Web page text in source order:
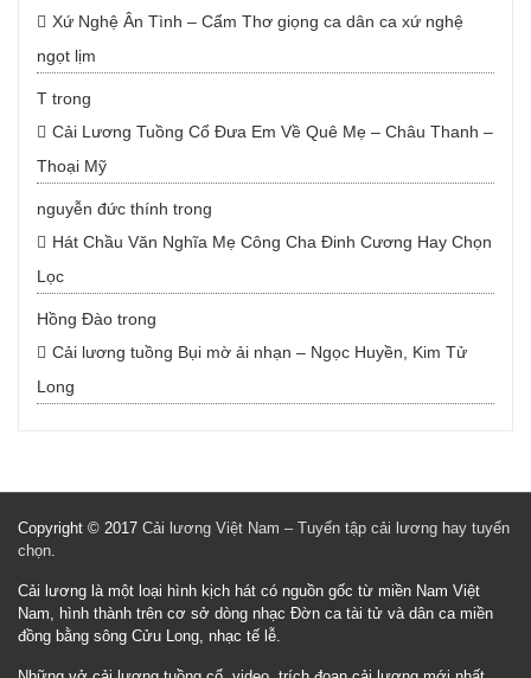
Xứ Nghệ Ân Tình – Cẩm Thơ giọng ca dân ca xứ nghệ
ngọt lịm
T trong
Cải Lương Tuồng Cổ Đưa Em Về Quê Mẹ – Châu Thanh –
Thoại Mỹ
nguyễn đức thính trong
Hát Chầu Văn Nghĩa Mẹ Công Cha Đinh Cương Hay Chọn
Lọc
Hồng Đào trong
Cải lương tuồng Bụi mờ ải nhạn – Ngọc Huyền, Kim Tử
Long
Copyright © 2017 Cải lương Việt Nam – Tuyển tập cải lương hay tuyển
chọn.
Cải lương là một loại hình kịch hát có nguồn gốc từ miền Nam Việt
Nam, hình thành trên cơ sở dòng nhạc Đờn ca tài tử và dân ca miền
đồng bằng sông Cửu Long, nhạc tế lễ.